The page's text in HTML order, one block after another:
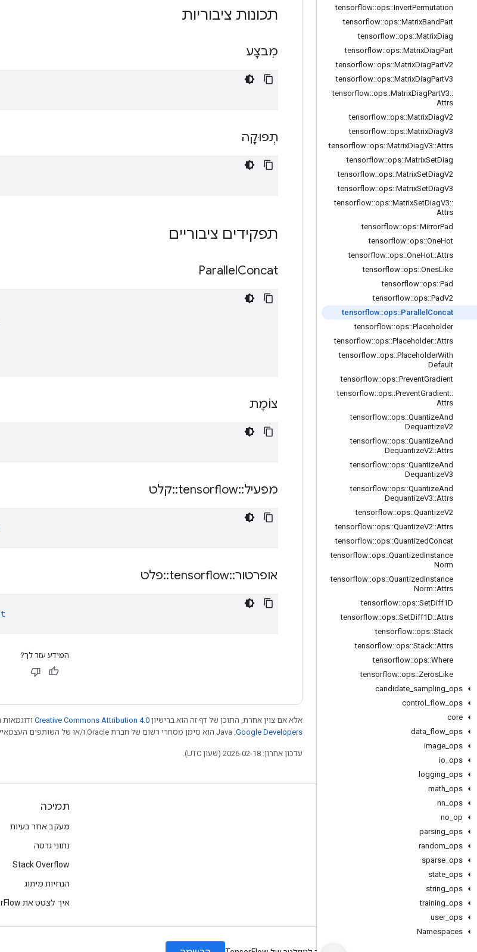
tensorflow::ops::InvertPermutation
tensorflow::ops::MatrixBandPart
tensorflow::ops::MatrixDiag
tensorflow::ops::MatrixDiagPart
tensorflow::ops::MatrixDiagPartV2
tensorflow::ops::MatrixDiagPartV3
tensorflow::ops::MatrixDiagPartV3::
Attrs
tensorflow::ops::MatrixDiagV2
tensorflow::ops::MatrixDiagV3
tensorflow::ops::MatrixDiagV3::Attrs
tensorflow::ops::MatrixSetDiag
tensorflow::ops::MatrixSetDiagV2
tensorflow::ops::MatrixSetDiagV3
tensorflow::ops::MatrixSetDiagV3::
Attrs
tensorflow::ops::MirrorPad
tensorflow::ops::OneHot
tensorflow::ops::OneHot::Attrs
tensorflow::ops::OnesLike
tensorflow::ops::Pad
tensorflow::ops::PadV2
tensorflow::ops::Parallel Concat
tensorflow::ops::Placeholder
tensorflow::ops::Placeholder::Attrs
tensorflow::ops::PlaceholderWith
Default
tensorflow::ops::PreventGradient
tensorflow::ops::PreventGradient::
Attrs
tensorflow::ops::QuantizeAnd
DequantizeV2
tensorflow::ops::QuantizeAnd
DequantizeV2::Attrs
tensorflow::ops::QuantizeAnd
DequantizeV3
tensorflow::ops::QuantizeAnd
DequantizeV3::Attrs
tensorflow::ops::QuantizeV2
tensorflow::ops::QuantizeV2::Attrs
tensorflow::ops::QuantizedConcat
tensorflow::ops::QuantizedInstance
Norm
tensorflow::ops::QuantizedInstance
Norm::Attrs
tensorflow::ops::SetDiff1D
tensorflow::ops::SetDiff1D::Attrs
tensorflow::ops::Stack
tensorflow::ops::Stack::Attrs
tensorflow::ops::Where
tensorflow::ops::ZerosLike
candidate sampling ops
control
flow ops
core
data flow ops
image ops
io ops
logging ops
math ops
nn ops
no op
parsing ops
random ops
sparse ops
state ops
string ops
training ops
user_ ops
Namespaces
תכונות ציבוריות
מִבצָע
תְפוּקָה
תפקידים ציבוריים
ParallelConcat
צוֹמֶת
מפעיל::
tensorflow
::קלט
אופרטור::
tensorflow
::פלט
המידע עזר לך?
אלא אם צוין אחרת, התוכן של דף זה הוא ברישיון Creative Commons Attribution 4.0 ודוגמאות
Google Developers‏
עדכון אחרון: 2026-02-18 (שעון UTC).
לא להתנתק
פורום
GitHub
YouTube
תמיכה
מעקב אחר בעיות
נתוני גרסה
Stack Overflow
הנחיות מיתוג
איך לצטט את TensorFlow